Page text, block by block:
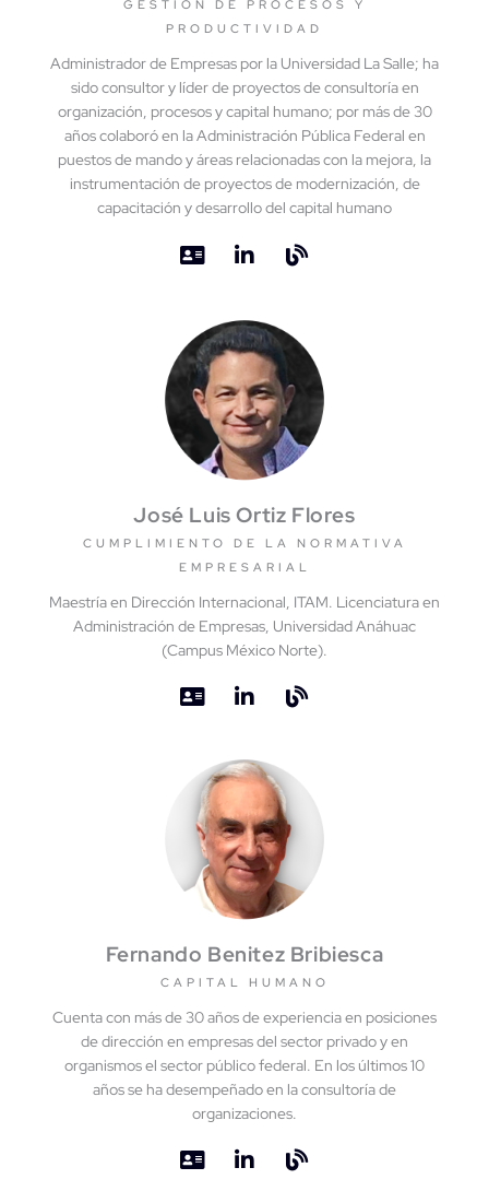
GESTIÓN DE PROCESOS Y
PRODUCTIVIDAD
Administrador de Empresas por la Universidad La Salle; ha
sido consultor y líder de proyectos de consultoría en
organización, procesos y capital humano; por más de 30
años colaboró en la Administración Pública Federal en
puestos de mando y áreas relacionadas con la mejora, la
instrumentación de proyectos de modernización, de
capacitación y desarrollo del capital humano
José Luis Ortiz Flores
CUMPLIMIENTO DE LA NORMATIVA
EMPRESARIAL
Maestría en Dirección Internacional, ITAM. Licenciatura en
Administración de Empresas, Universidad Anáhuac
(Campus México Norte).
Fernando Benitez Bribiesca
CAPITAL HUMANO
Cuenta con más de 30 años de experiencia en posiciones
de dirección en empresas del sector privado y en
organismos el sector público federal. En los últimos 10
años se ha desempeñado en la consultoría de
organizaciones.